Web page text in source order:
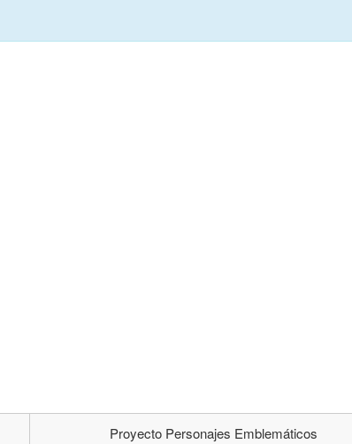
Proyecto Personajes Emblemáticos